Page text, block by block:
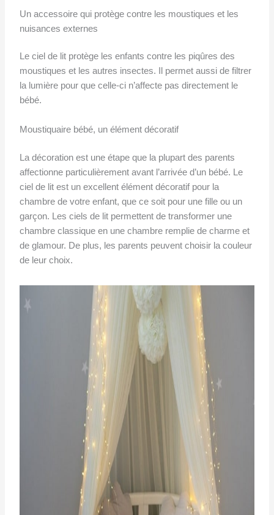
Un accessoire qui protège contre les moustiques et les
nuisances externes
Le ciel de lit protège les enfants contre les piqûres des
moustiques et les autres insectes. Il permet aussi de filtrer
la lumière pour que celle-ci n’affecte pas directement le
bébé.
Moustiquaire bébé, un élément décoratif
La décoration est une étape que la plupart des parents
affectionne particulièrement avant l’arrivée d’un bébé. Le
ciel de lit est un excellent élément décoratif pour la
chambre de votre enfant, que ce soit pour une fille ou un
garçon. Les ciels de lit permettent de transformer une
chambre classique en une chambre remplie de charme et
de glamour. De plus, les parents peuvent choisir la couleur
de leur choix.